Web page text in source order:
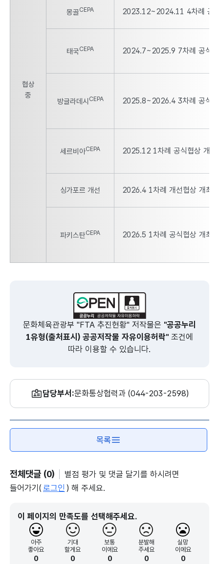
협상
중
몽골CEPA 2023.12~2024.11 4차례 공
태국CEPA 2024.7~2025.9 7차례 공식
방글라데시 CEPA 2025.8~2026.4 3차례 공식
세르비아CEPA 2025.12 1차례 공식협상 개최
싱가포르 개선 2026.4 1차례 개선협상 개최
파키스탄CEPA 2026.5 1차례 공식협상 개최
문화체육관광부 "FTA 추진현황" 저작물은 "공공누리
1유형(출처표시) 공공저작물 자유이용허락" 조건에
따라 이용할 수 있습니다.
담당부서:문화통상협력과 (044-203-2598)
목록
전체댓글 (0)
별점 평가 및 댓글 달기를 하시려면
들어가기( 로그인 ) 해 주세요.
이 페이지의 만족도를 선택해주세요.
아주
좋아요
0
기대
할게요
0
보통
이에요
0
분발해
주세요
0
실망
이에요
0